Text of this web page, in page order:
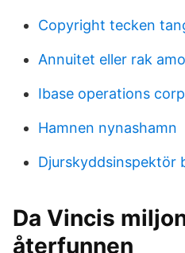
Copyright tecken
Annuitet eller rak
Ibase operations corp
Hamnen nynashamn
Djurskyddsinspektör
Da Vincis
återfunnen